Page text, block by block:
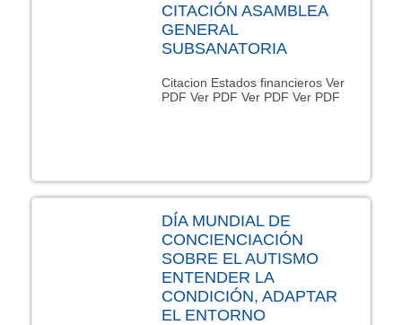
CITACIÓN ASAMBLEA
GENERAL
SUBSANATORIA
Citacion Estados financieros Ver
PDF Ver PDF Ver PDF Ver PDF
DÍA MUNDIAL DE
CONCIENCIACIÓN
SOBRE EL AUTISMO
ENTENDER LA
CONDICIÓN, ADAPTAR
EL ENTORNO